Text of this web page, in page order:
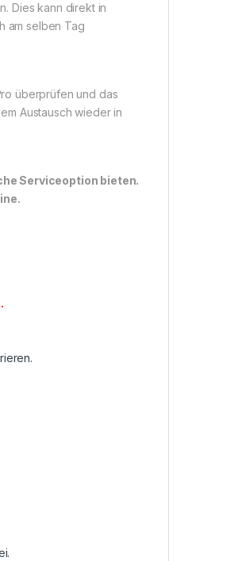
Dies kann direkt in
am selben Tag
überprüfen und das
Austausch wieder in
Serviceoption bieten.
.